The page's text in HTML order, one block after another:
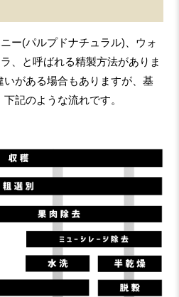
ー(パルプドナチュラル)、ウォ
、と呼ばれる精製方法がありま
がある場合もありますが、基
記のような流れです。